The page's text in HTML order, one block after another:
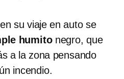
su viaje en auto se
humito negro, que
a la zona pensando
incendio.